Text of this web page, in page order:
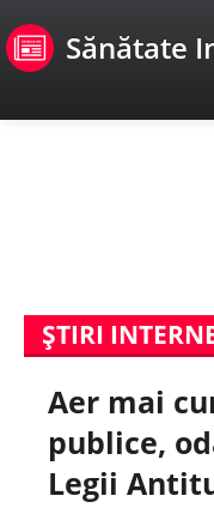
Sănătate
E-Sănătate Pacienți
E-Sănătate Medici
E-Sănătate Instituții
ŞTIRI
Aer mai
publice,
Legii